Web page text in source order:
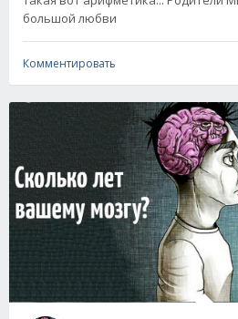
большой любви
Комментировать